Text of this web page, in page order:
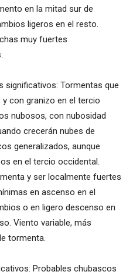
en la mitad sur de
ligeros en el resto.
muy fuertes
significativos: Tormentas que
con granizo en el tercio
nubosos, con nubosidad
crecerán nubes de
generalizados, aunque
en el tercio occidental.
y ser localmente fuertes
en ascenso en el
o en ligero descenso en
Viento variable, más
tormenta.
Probables chubascos